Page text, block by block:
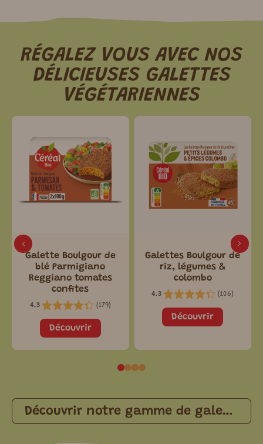
RÉGALEZ VOUS AVEC NOS
DÉLICIEUSES GALETTES
VÉGÉTARIENNES
Galette Boulgour de
blé Parmigiano
Reggiano tomates
confites
4.3 (179)
Découvrir
Galettes Boulgour de
riz, légumes &
colombo
4.3 (106)
Découvrir
Découvrir notre gamme de galettes végétariennes